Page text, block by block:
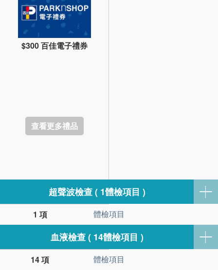
超聲波檢查 ( 1體檢項目 )
體檢項目
血液檢查 ( 14體檢項目 )
體檢項目
$300 百佳電子禮券
查看更多禮品
1 項
14 項